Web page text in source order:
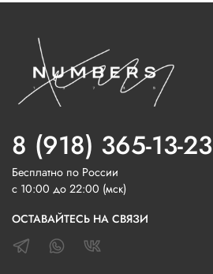
8 (918) 365-13-23
Бесплатно по России
с 10:00 до 22:00 (мск)
ОСТАВАЙТЕСЬ НА СВЯЗИ